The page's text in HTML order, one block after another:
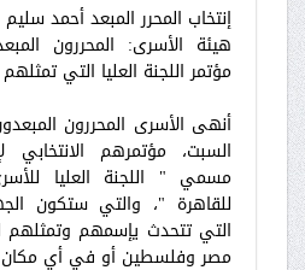
إنتخاب المحرر المبعد أحمد
هيئة الأسرى: المحررون
مؤتمر اللجنة العليا التي تمثلهم
أنهى الأسرى المحررون
السبت، مؤتمرهم الانتخابي
مسمي " اللجنة العليا
للقاهرة "، والتي ستكون
التي تتحدث يإسمهم
مصر وفلسطين أو في أي مكان